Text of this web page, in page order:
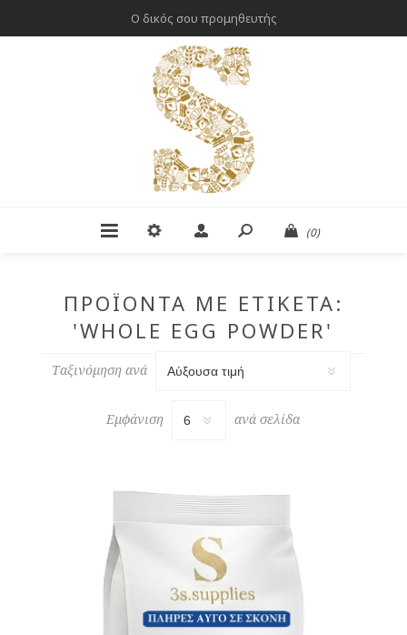
Ο δικός σου προμηθευτής
(0)
ΠΡΟΪΌΝΤΑ ΜΕ ΕΤΙΚΈΤΑ:
'WHOLE EGG POWDER'
Ταξινόμηση ανά
Εμφάνιση ανά σελίδα